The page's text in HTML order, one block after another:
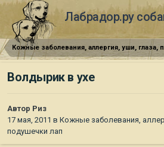
Лабрадор.ру
Волдырик в ухе
Автор Риз
17 мая, 2011 в Кожные заболевания,
подушечки лап